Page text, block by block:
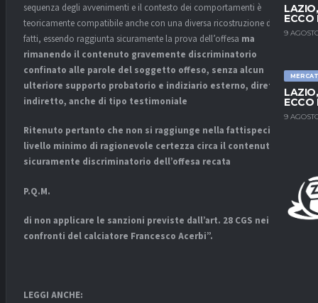
ECCO
9
ECCO
9
sequenza degli avvenimenti e il contesto dei comportamenti è
teoricamente compatibile anche con una diversa ricostruzione dei
fatti, essendo raggiunta sicuramente la prova dell’offesa ma
rimanendo il contenuto gravemente discriminatorio
confinato alle parole del soggetto offeso, senza alcun
ulteriore supporto probatorio e indiziario esterno, diretto e
indiretto, anche di tipo testimoniale
Ritenuto pertanto che non si raggiunge nella fattispecie il
livello minimo di ragionevole certezza circa il contenuto
sicuramente discriminatorio dell’offesa recata
P.Q.M.
di non applicare le sanzioni previste dall’art. 28 CGS nei
confronti del calciatore Francesco Acerbi”.
LEGGI ANCHE: